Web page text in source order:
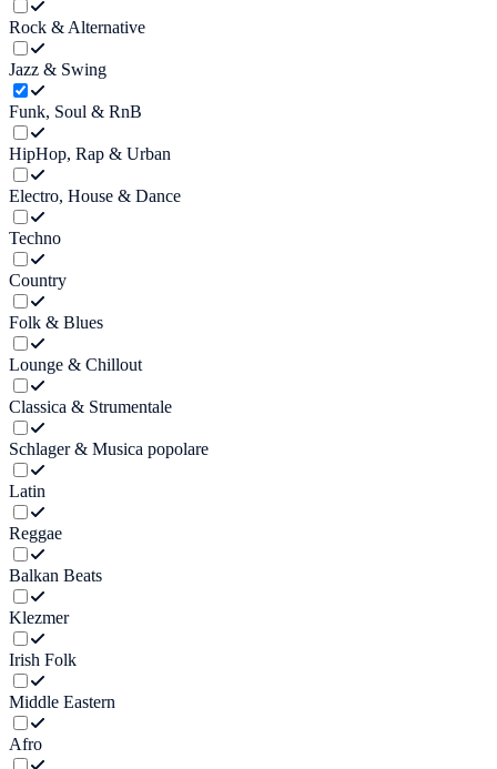
Rock & Alternative
Jazz & Swing
Funk, Soul & RnB
HipHop, Rap & Urban
Electro, House & Dance
Techno
Country
Folk & Blues
Lounge & Chillout
Classica & Strumentale
Schlager & Musica popolare
Latin
Reggae
Balkan Beats
Klezmer
Irish Folk
Middle Eastern
Afro